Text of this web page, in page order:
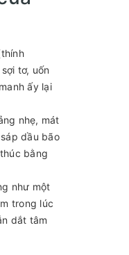
tơ, uốn
ấy lại
nhẹ, mát
dầu bão
bằng
như một
trong lúc
dắt tâm